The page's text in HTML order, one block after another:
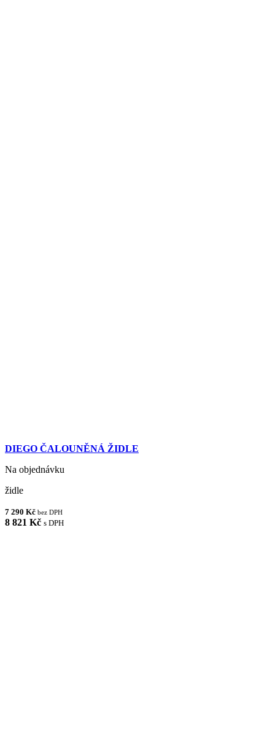
DIEGO ČALOUNĚNÁ ŽIDLE
Na objednávku
židle
7 290 Kč bez DPH
8 821 Kč s DPH